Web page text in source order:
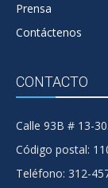
Prensa
Contáctenos
CONTACTO
Calle 93B # 13-
Código postal:
Teléfono: 312-